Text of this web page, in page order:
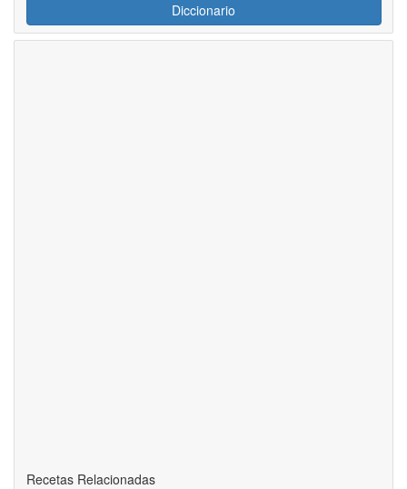
Diccionario
Recetas Relacionadas